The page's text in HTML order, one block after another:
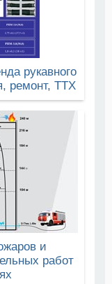
рукавного
ремонт, ТТХ
и
работ